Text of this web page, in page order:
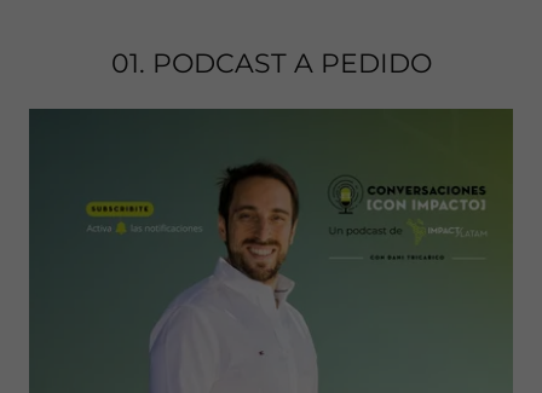
01. PODCAST A PEDIDO